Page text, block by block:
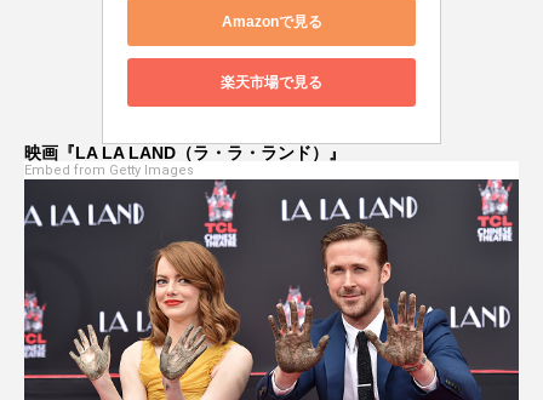
菊池凛子
Amazonで見る
楽天市場で見る
映画『LA LA LAND（ラ・ラ・ランド）』
Embed from Getty Images